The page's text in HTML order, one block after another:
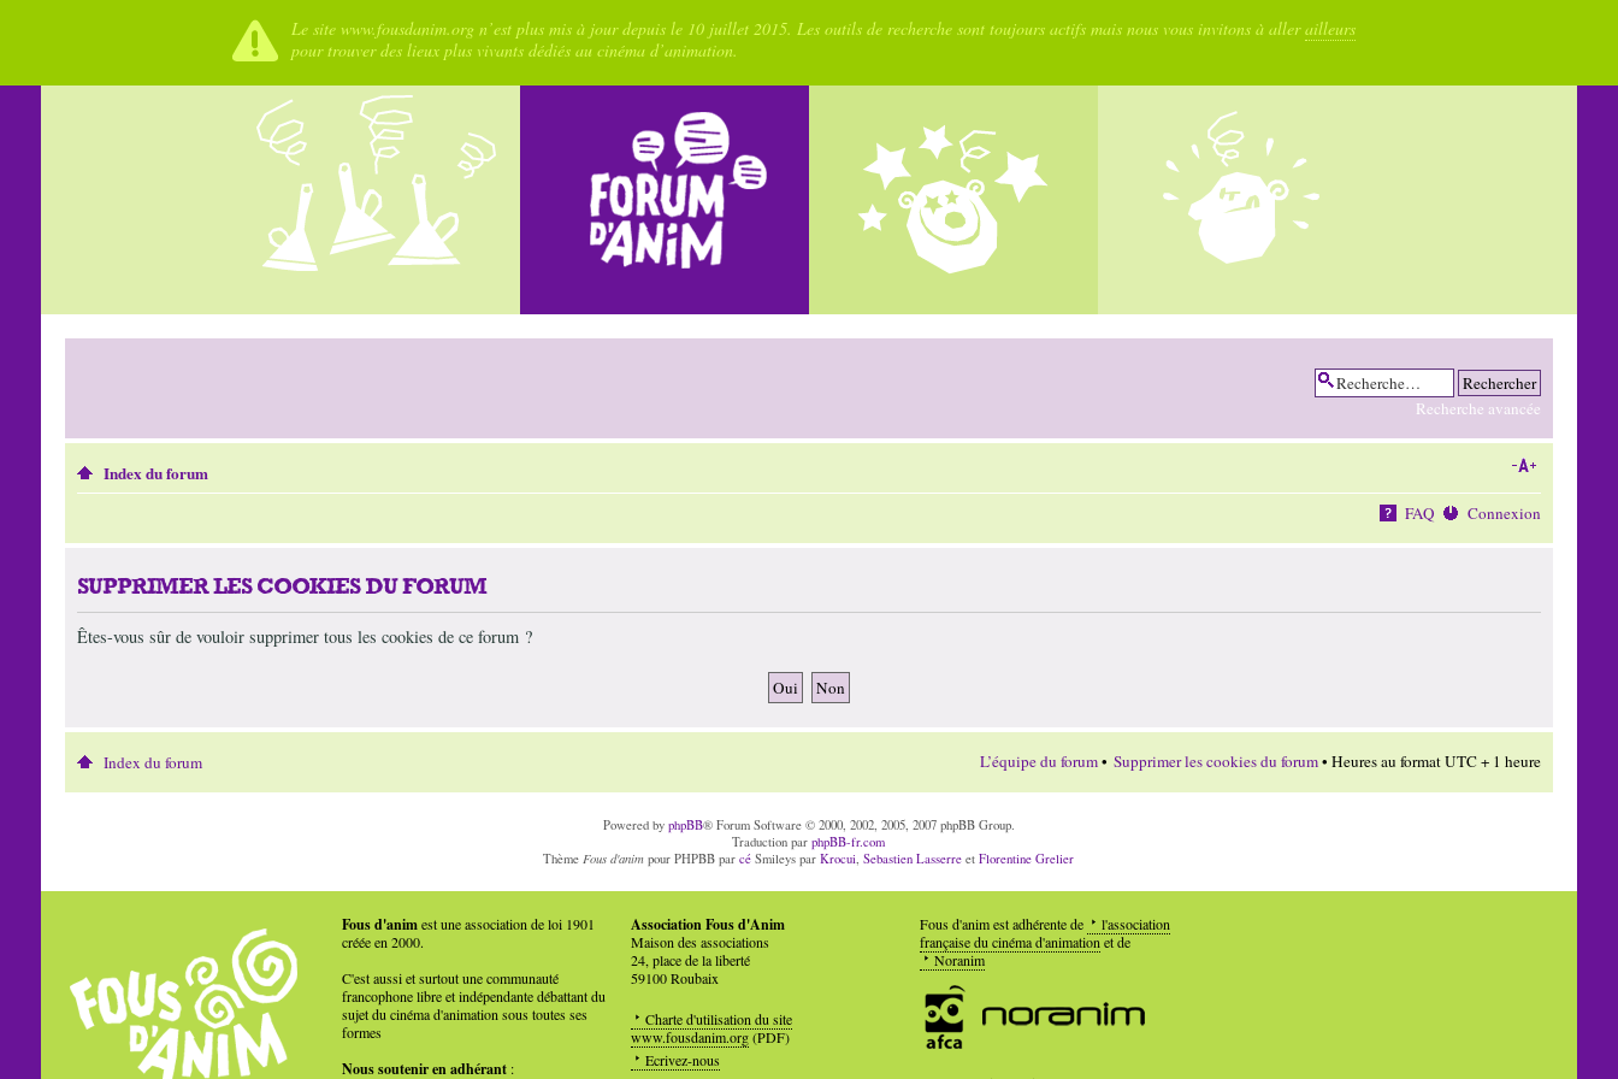
Le site www.fousdanim.org n’est plus mis à jour depuis le 10 juillet 2015. Les outils de recherche sont toujours actifs mais nous vous invitons à allerailleurs
pour trouver des lieux plus vivants dédiés au cinéma d’animation.
Recherche avancée
Index du forum
FAQ Connexion
SUPPRIMER LES COOKIES DU FORUM
Êtes-vous sûr de vouloir supprimer tous les cookies de ce forum ?
Index du forum L’équipe du forum• Supprimer les cookies du forum• Heures au format UTC + 1 heure
Powered by phpBB® Forum Software © 2000, 2002, 2005, 2007 phpBB Group.
Traduction parphpBB-fr.com
ThèmeFous d'anim pour PHPBB parcé Smileys parKrocui,Sebastien Lasserre etFlorentine Grelier
Fous d'animest une association de loi 1901
créée en 2000.
C'est aussi et surtout une communauté
francophone libre et indépendante débattant du
sujet du cinéma d'animation sous toutes ses
formes
Nous soutenir en adhérant:
Association Fous d'Anim
Maison des associations
24, place de la liberté
59100 Roubaix
Charte d'utilisation du site
www.fousdanim.org(PDF)
Ecrivez-nous
Fous d'anim est adhérente de
l'association
française du cinéma d'animation et de
Noranim